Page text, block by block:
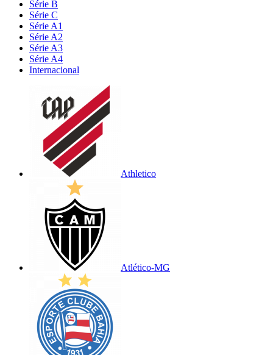
Série B
Série C
Série A1
Série A2
Série A3
Série A4
Internacional
Athletico
Atlético-MG